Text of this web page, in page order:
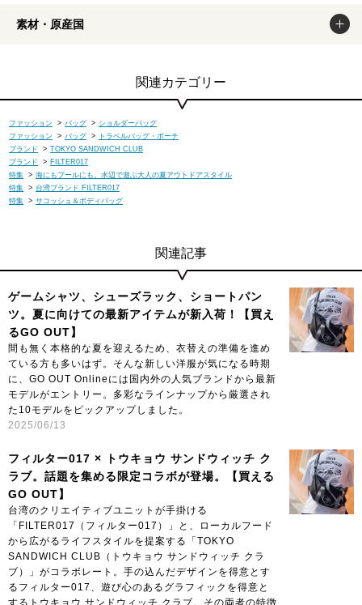
素材・原産国
関連カテゴリー
ファッション > バッグ > ショルダーバッグ
ファッション
> バッグ >
トラベルバッグ・ポーチ
ブランド
> TOKYO SANDWICH CLUB
ブランド
> FILTER017
特集 > 海にもプールにも。水辺で遊ぶ大人の夏アウトドアスタイル
特集 > 台湾ブランド FILTER017
特集 > サコッシュ＆ボディバッグ
関連記事
ゲームシャツ、シューズラック、ショートパン
ツ。夏に向けての最新アイテムが新入荷！【買え
るGO OUT】
間も無く本格的な夏を迎えるため、衣替えの準備を進め
ている方も多いはず。そんな新しい洋服が気になる時期
に、GO OUT Onlineには国内外の人気ブランドから最新
モデルがエントリー。多彩なラインナップから厳選され
た10モデルをピックアップしました。
2025/06/13
フィルター017 × トウキョウ サンドウィッチ ク
ラブ。話題を集める限定コラボが登場。【買える
GO OUT】
台湾のクリエイティブユニットが手掛ける
「FILTER017（フィルター017）」と、ローカルフード
から広がるライフスタイルを提案する「TOKYO
SANDWICH CLUB（トウキョウ サンドウィッチ クラ
ブ）」がコラボレート。手の込んだデザインを得意とす
るフィルター017、遊び心のあるグラフィックを得意と
するトウキョウ サンドウィッチ クラブ。その両者の特徴